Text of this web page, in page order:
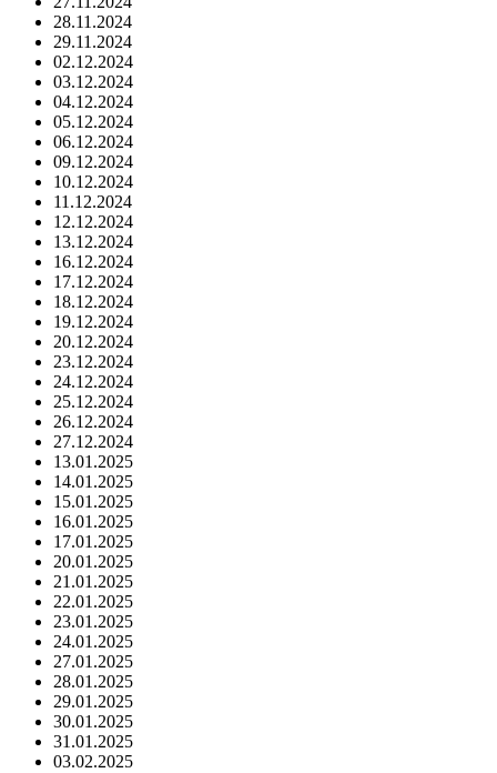
28.11.2024
29.11.2024
02.12.2024
03.12.2024
04.12.2024
05.12.2024
06.12.2024
09.12.2024
10.12.2024
11.12.2024
12.12.2024
13.12.2024
16.12.2024
17.12.2024
18.12.2024
19.12.2024
20.12.2024
23.12.2024
24.12.2024
25.12.2024
26.12.2024
27.12.2024
13.01.2025
14.01.2025
15.01.2025
16.01.2025
17.01.2025
20.01.2025
21.01.2025
22.01.2025
23.01.2025
24.01.2025
27.01.2025
28.01.2025
29.01.2025
30.01.2025
31.01.2025
03.02.2025